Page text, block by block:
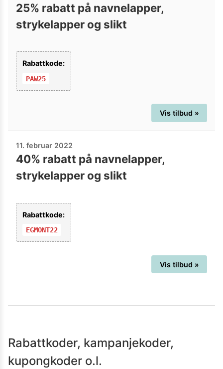
25% rabatt på navnelapper,
strykelapper og slikt
Rabattkode:
PAW25
Vis tilbud »
11. februar 2022
40% rabatt på navnelapper,
strykelapper og slikt
Rabattkode:
EGMONT22
Vis tilbud »
Rabattkoder, kampanjekoder,
kupongkoder o.l.